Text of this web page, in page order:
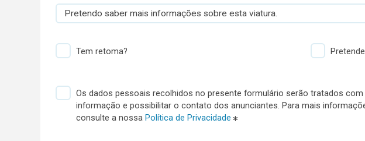
Pretendo saber mais informações sobre esta viatura.
Tem retoma?
Os dados pessoais recolhidos no presente formulário serão tratados
informação e possibilitar o contato dos anunciantes. Para mais
consulte a nossa Política de Privacidade